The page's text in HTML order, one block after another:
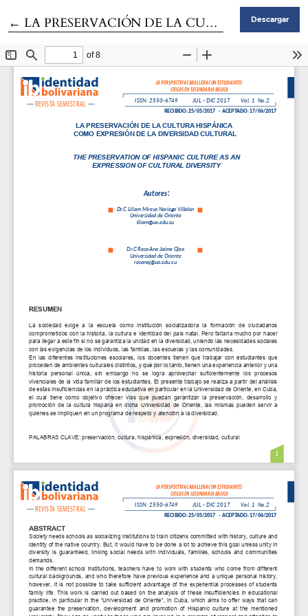
← Volver a los detalles del artículo
LA PRESERVACIÓN DE LA CULTURA HISPÁNICA COMO EXPRESIÓN DE LA DIVERSIDAD CULTURAL Descargar